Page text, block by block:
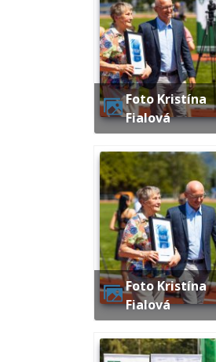
Foto Kristína
Fialová
Foto Kristína
Fialová